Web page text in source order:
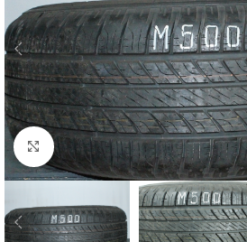
Zum Vergrößern klicken